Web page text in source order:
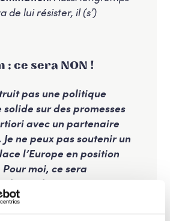
de lui résister, il (s’)
: ce sera NON !
pas une politique
sur des promesses
avec un partenaire
ne peux pas soutenir un
l’Europe en position
moi, ce sera
doit redevenir une
qui fixe ses
protège ses intérêts, ses